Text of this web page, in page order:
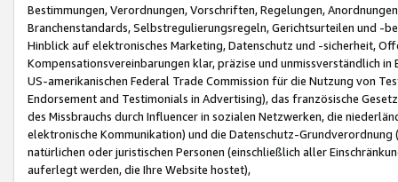
Bestimmungen, Verordnungen, Vorschriften, Regelungen,
Branchenstandards, Selbstregulierungsregeln, Gerichtsurteilen und -
Hinblick auf elektronisches Marketing, Datenschutz und -sicherheit,
Kompensationsvereinbarungen klar, präzise und unmissverständlich
US-amerikanischen Federal Trade Commission für die Nutzung von
Endorsement and Testimonials in Advertising), das französische
des Missbrauchs durch Influencer in sozialen Netzwerken, die
elektronische Kommunikation) und die Datenschutz-
natürlichen oder juristischen Personen (einschließlich aller
auferlegt werden, die Ihre Website hostet),